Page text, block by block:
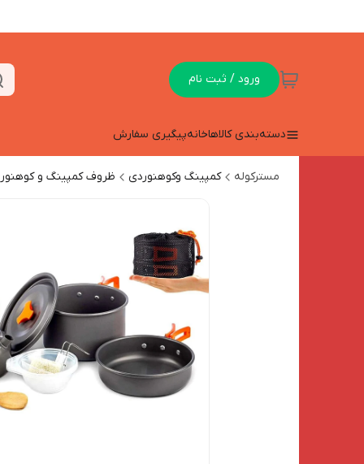
ورود / ثبت نام
دسته‌بندی کالاهاخانهپیگیری سفارش
مسترکوله کمپینگ وکوهنوردی ظروف کمپینگ و